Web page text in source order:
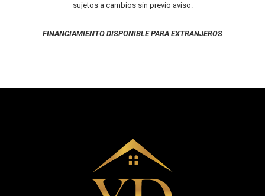
sujetos a cambios sin previo aviso.
FINANCIAMIENTO DISPONIBLE PARA EXTRANJEROS